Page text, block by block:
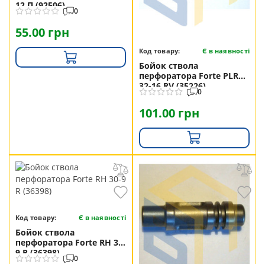
12 П (92506)
0
55.00 грн
Код товару: Є в наявності
Бойок ствола
перфоратора Forte PLRH
32-16 RV (35226)
0
101.00 грн
Код товару: Є в наявності
Бойок ствола
перфоратора Forte RH 30-
9 R (36398)
0